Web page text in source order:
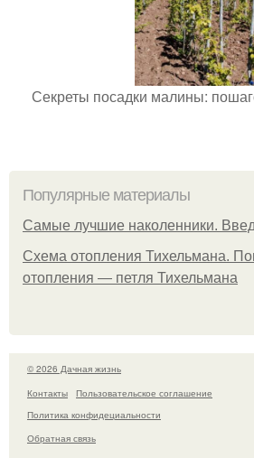
Секреты посадки малины:
Популярные материалы
Самые лучшие наколенники.
Схема отопления Тихельмана.
отопления — петля Тихельмана
© 2026 Дачная жизнь
Контакты
Пользовательское соглашение
Политика конфидециальности
Обратная связь